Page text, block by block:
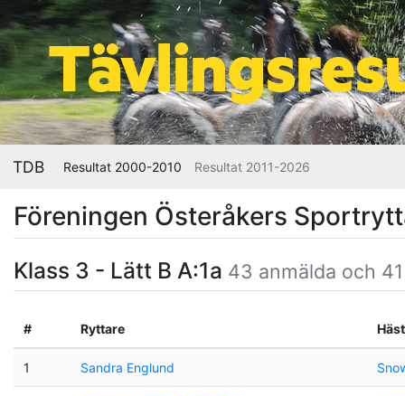
TDB Resultat 2000-2010 Resultat 2011-2026
Föreningen Österåkers
Klass 3 - Lätt B A:1a 43 anmälda och
# Ryttare Häst
1 Sandra Englund